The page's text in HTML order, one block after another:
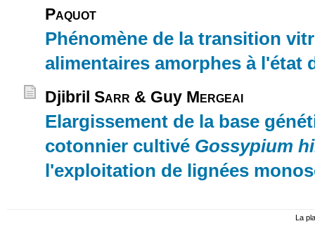
Paquot
Phénomène de la transition
alimentaires amorphes à l'état
Djibril Sarr & Guy Mergeai
Elargissement de la base
cotonnier cultivé Gossypium
l'exploitation de lignées
La